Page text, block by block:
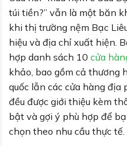
túi tiền?” vẫn là một băn
khi thị trường nệm Bạc
hiệu và địa chỉ xuất hiện.
hợp danh sách 10 cửa
khảo, bao gồm cả thương
quốc lẫn các cửa hàng địa
đều được giới thiệu kèm
bật và gợi ý phù hợp để
chọn theo nhu cầu thực tế.